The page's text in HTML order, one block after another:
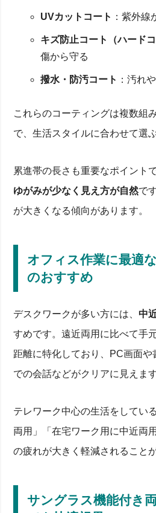
UVカットコート ：紫外線
キズ防止コート（ハードコ
傷から守る
撥水・防汚コート ：汚れ
これらのコーティングは複数組
で、生活スタイルに合わせて選
累進帯の長さも重要なポイントで
ゆがみが少なく見え方が自然で
が大きくなる傾向があります。
オフィス作業に最適
のおすすめ
デスクワークが多い方には、中
すめです。遠近両用に比べて手
距離に特化しており、PC画面や
での会話などがクリアに見えます
テレワーク中心の生活をしてい
両用」「在宅ワーク用に中近両
の疲れが大きく軽減されること
サングラス機能付き